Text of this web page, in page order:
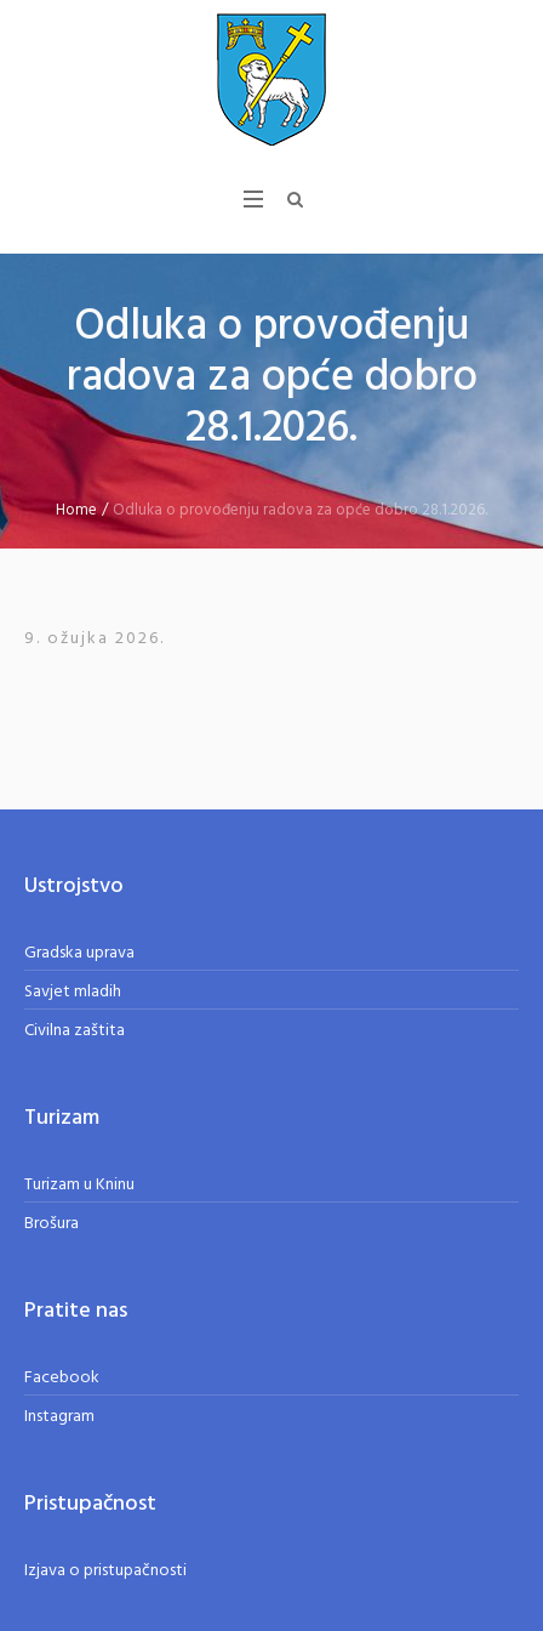
Odluka o provođenju
radova za opće dobro
28.1.2026.
Home/Odluka o provođenju radova za opće dobro 28.1.2026.
9. ožujka 2026.
Ustrojstvo
Gradska uprava
Savjet mladih
Civilna zaštita
Turizam
Turizam u Kninu
Brošura
Pratite nas
Facebook
Instagram
Pristupačnost
Izjava o pristupačnosti